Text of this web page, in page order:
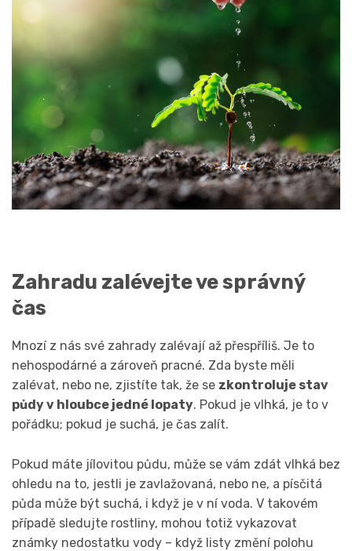
Zahradu zalévejte ve správný
čas
Mnozí z nás své zahrady zalévají až přespříliš. Je to
nehospodárné a zároveň pracné. Zda byste měli
zalévat, nebo ne, zjistíte tak, že se zkontroluje stav
půdy v hloubce jedné lopaty. Pokud je vlhká, je to v
pořádku; pokud je suchá, je čas zalít.
Pokud máte jílovitou půdu, může se vám zdát vlhká bez
ohledu na to, jestli je zavlažovaná, nebo ne, a písčitá
půda může být suchá, i když je v ní voda. V takovém
případě sledujte rostliny, mohou totiž vykazovat
známky nedostatku vody – když listy změní polohu